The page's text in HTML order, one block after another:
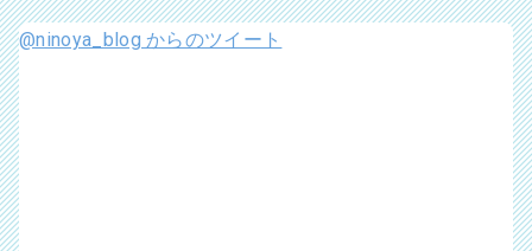
@ninoya_blog からのツイート